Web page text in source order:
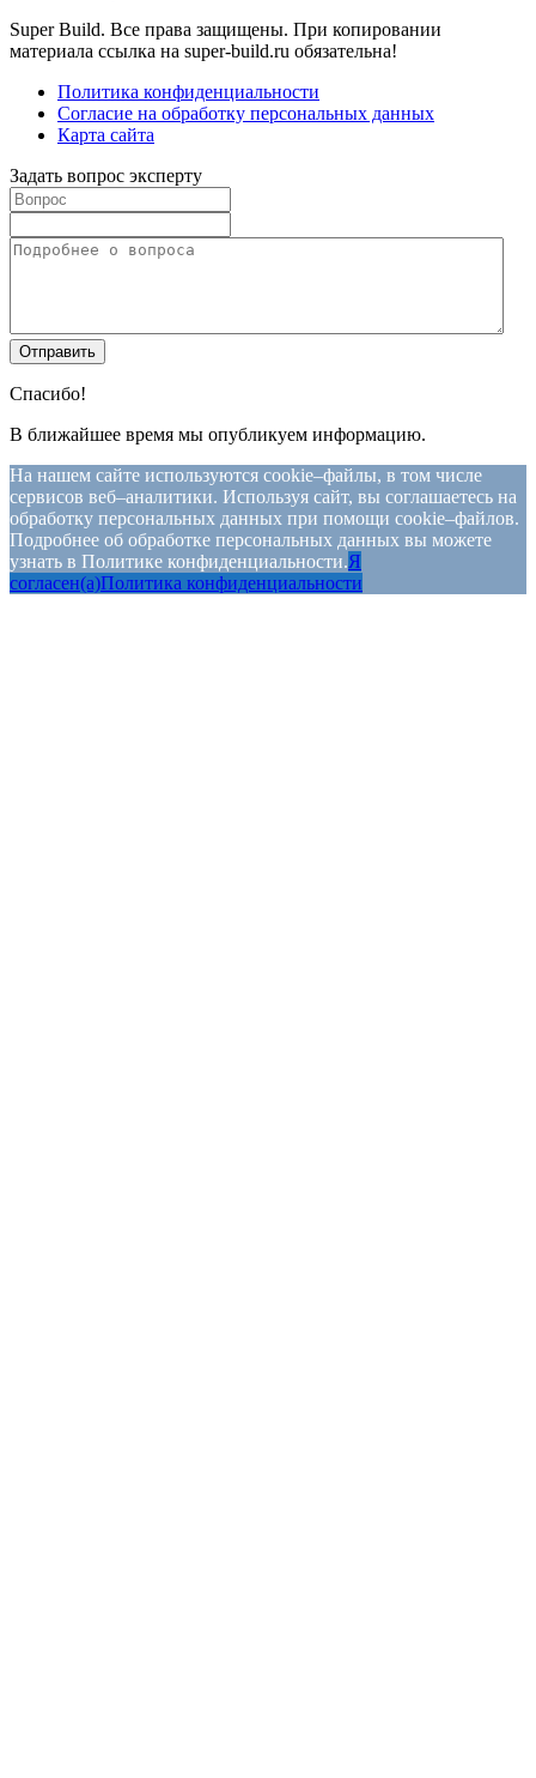
Super Build. Все права защищены. При копировании
материала ссылка на super-build.ru обязательна!
Политика конфиденциальности
Согласие на обработку персональных данных
Карта сайта
Задать вопрос эксперту
Спасибо!
В ближайшее время мы опубликуем информацию.
На нашем сайте используются cookie–файлы, в том числе
сервисов веб–аналитики. Используя сайт, вы соглашаетесь на
обработку персональных данных при помощи cookie–файлов.
Подробнее об обработке персональных данных вы можете
узнать в Политике конфиденциальности.Я
согласен(а)Политика конфиденциальности